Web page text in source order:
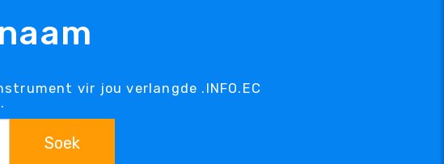
vir jou verlangde .INFO.EC
Soek